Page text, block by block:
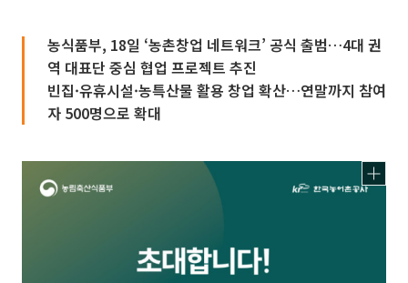
농식품부, 18일 ‘농촌창업 네트워크’ 공식 출범…4대 권
역 대표단 중심 협업 프로젝트 추진
빈집·유휴시설·농특산물 활용 창업 확산…연말까지 참여
자 500명으로 확대